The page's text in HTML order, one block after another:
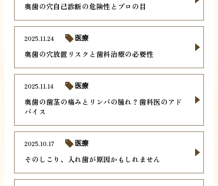
奥歯の穴自己診断の危険性とプロの目
奥歯の穴放置リスクと歯科治療の必要性
2025.11.24 医療
奥歯の歯茎の痛みとリンパの腫れ？歯科医のアド
バイス
2025.11.14 医療
そのしこり、入れ歯が原因かもしれません
2025.10.17 医療